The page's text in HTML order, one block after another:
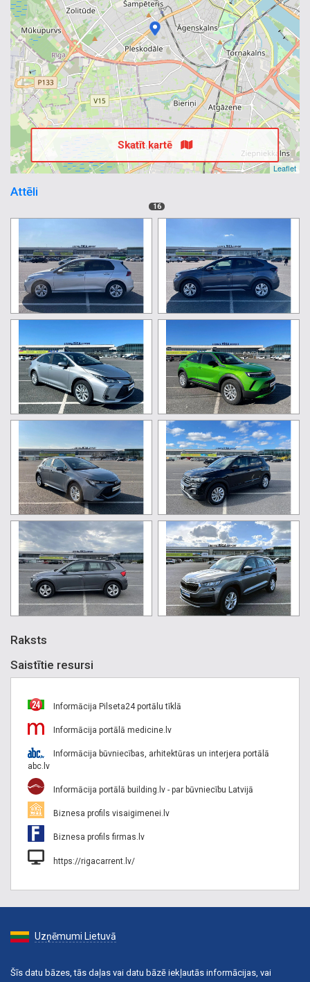
Leaflet
Skatīt kartē
Attēli
16
Raksts
Saistītie resursi
Informācija Pilseta24 portālu tīklā
Informācija portālā medicine.lv
Informācija būvniecības, arhitektūras un interjera portālā
abc.lv
Informācija portālā building.lv - par būvniecību Latvijā
Biznesa profils visaigimenei.lv
Biznesa profils firmas.lv
https://rigacarrent.lv/
Uzņēmumi Lietuvā
Šīs datu bāzes, tās daļas vai datu bāzē iekļautās informācijas, vai